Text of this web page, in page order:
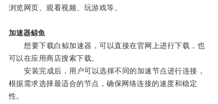
浏览网页、观看视频、玩游戏等。
加速器鲸鱼
想要下载白鲸加速器，可以直接在官网上进行下载，也
可以在应用商店搜索下载。
安装完成后，用户可以选择不同的加速节点进行连接，
根据需求选择最适合的节点，确保网络连接的速度和稳定
性。